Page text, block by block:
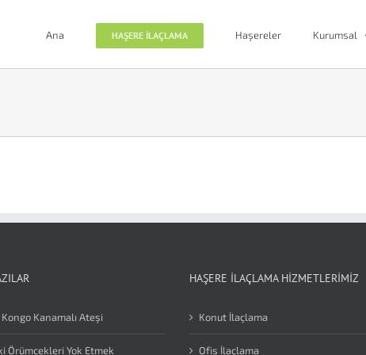
Ana HAŞERE İLAÇLAMA Haşereler Kurumsal
Kongo Kanamalı Ateşi
Örümcekleri Yok Etmek
HAŞERE İLAÇLAMA HIZMETLERIMIZ
Konut İlaçlama
Ofis İlaçlama